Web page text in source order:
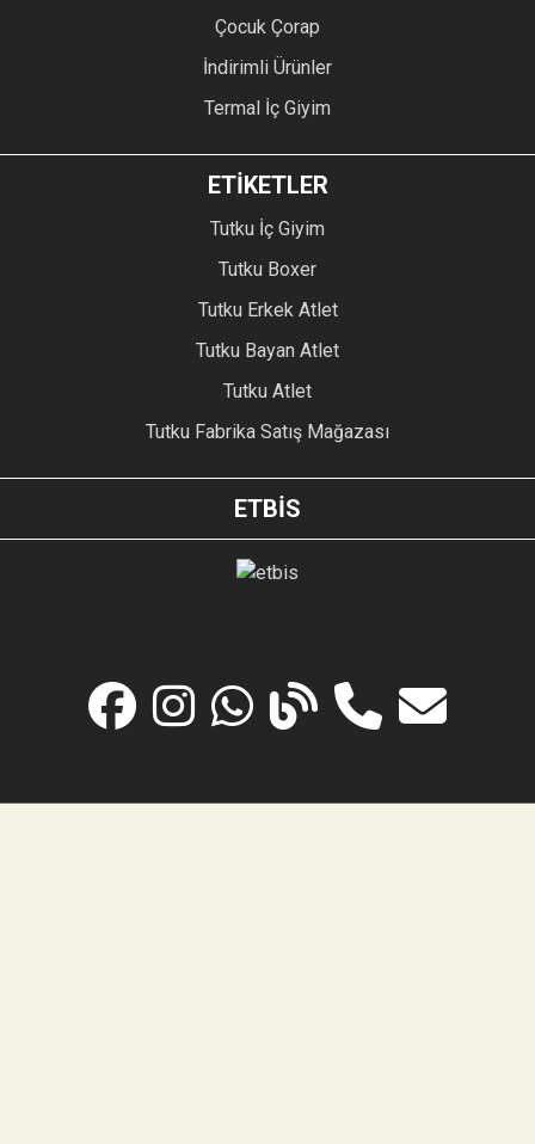
Çocuk Çorap
İndirimli Ürünler
Termal İç Giyim
ETİKETLER
Tutku İç Giyim
Tutku Boxer
Tutku Erkek Atlet
Tutku Bayan Atlet
Tutku Atlet
Tutku Fabrika Satış Mağazası
ETBİS